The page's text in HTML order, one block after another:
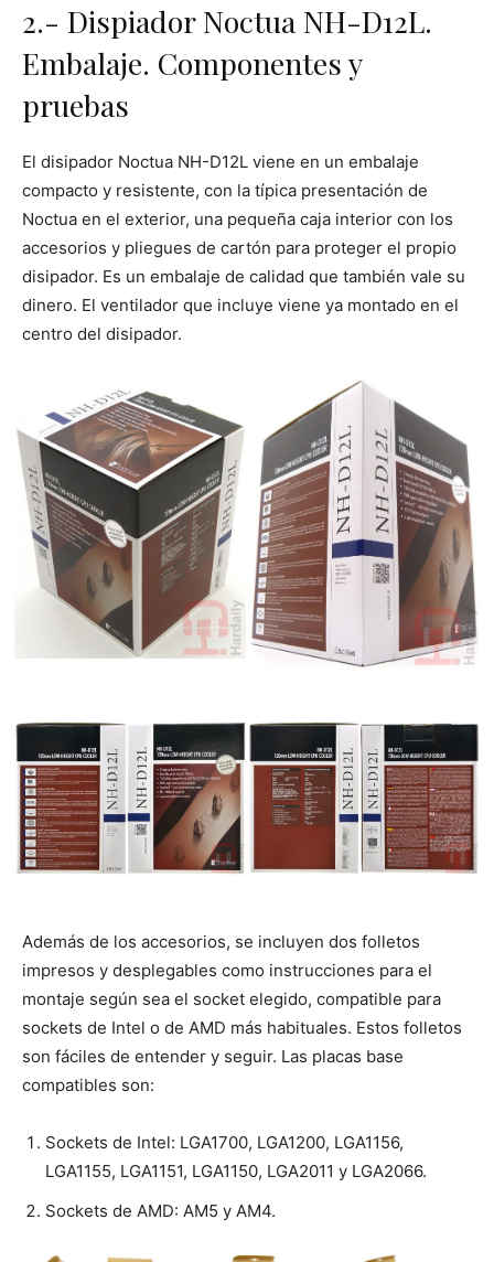
2.- Dispiador Noctua NH-D12L.
Embalaje. Componentes y
pruebas
El disipador Noctua NH-D12L viene en un embalaje
compacto y resistente, con la típica presentación de
Noctua en el exterior, una pequeña caja interior con los
accesorios y pliegues de cartón para proteger el propio
disipador. Es un embalaje de calidad que también vale su
dinero. El ventilador que incluye viene ya montado en el
centro del disipador.
Además de los accesorios, se incluyen dos folletos
impresos y desplegables como instrucciones para el
montaje según sea el socket elegido, compatible para
sockets de Intel o de AMD más habituales. Estos folletos
son fáciles de entender y seguir. Las placas base
compatibles son:
Sockets de Intel: LGA1700, LGA1200, LGA1156,
LGA1155, LGA1151, LGA1150, LGA2011 y LGA2066.
Sockets de AMD: AM5 y AM4.